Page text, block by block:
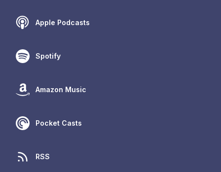
Apple Podcasts
Spotify
Amazon Music
Pocket Casts
RSS